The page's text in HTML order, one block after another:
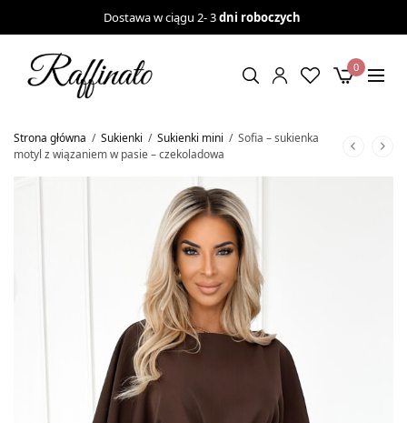
Dostawa w ciągu 2- 3dni roboczych
0
Strona główna / Sukienki / Sukienki mini / Sofia – sukienka
motyl z wiązaniem w pasie – czekoladowa